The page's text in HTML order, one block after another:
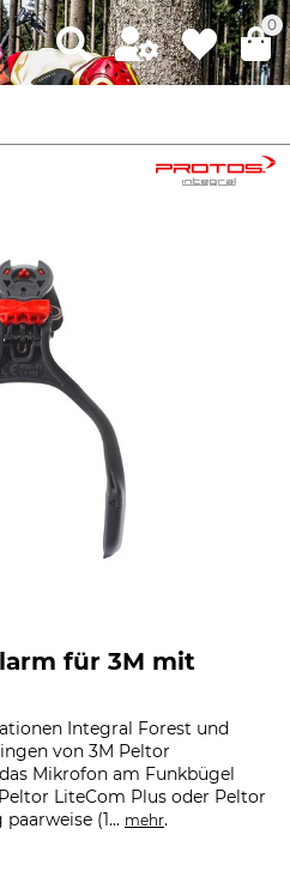
0
für 3M mit
Integral Forest und
von 3M Peltor
Mikrofon am Funkbügel
LiteCom Plus oder Peltor
(1... mehr.